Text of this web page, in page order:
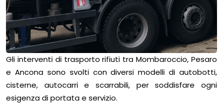
Gli interventi di trasporto rifiuti tra Mombaroccio, Pesaro
e Ancona sono svolti con diversi modelli di autobotti,
cisterne, autocarri e scarrabili, per soddisfare ogni
esigenza di portata e servizio.